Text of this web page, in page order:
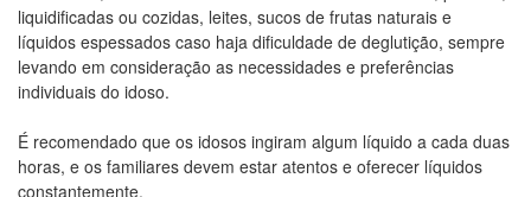
liquidificadas ou cozidas, leites, sucos de frutas naturais e
líquidos espessados caso haja dificuldade de deglutição, sempre
levando em consideração as necessidades e preferências
individuais do idoso.
É recomendado que os idosos ingiram algum líquido a cada duas
horas, e os familiares devem estar atentos e oferecer líquidos
constantemente.